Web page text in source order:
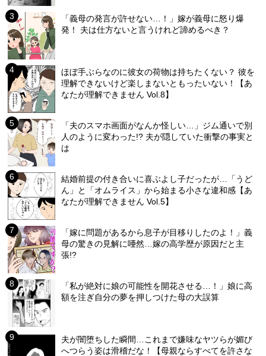
「義母の発言が許せない…！」嫁が義母に怒り爆
発！ 夫は仕方ないと言うけれど諦めるべき？
ほぼ手ぶらなのに彼女の荷物は持ちたくない？ 彼を
理解できないけど楽しまないともったいない！【あ
なたが理解できません Vol.8】
「夫のスマホ画面がなんか怪しい…」ジム通いで別
人のように変わった!? 夫が隠していた衝撃の事実と
は
結婚前提の付き合いに喜ぶよし子だったが…「うど
ん」と「オムライス」から始まる小さな違和感【あ
なたが理解できません Vol.5】
「嫁に問題があるから息子が目移りしたのよ！」義
母の驚きの見解に唖然…嫁の高学歴が原因だと主
張!?
「私が絶対に娘の可能性を開花させる…！」娘に高
額を注ぎ自分の夢を押しつけた母の大誤算
夫が闇堕ちした瞬間…これまで嫌味なヤツらが媚び
へつらう姿は滑稽だな！【母親ならすべてを許さな